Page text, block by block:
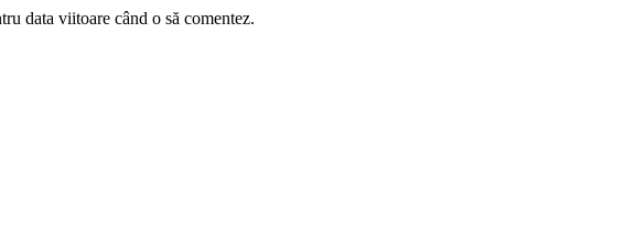
data viitoare când o să comentez.